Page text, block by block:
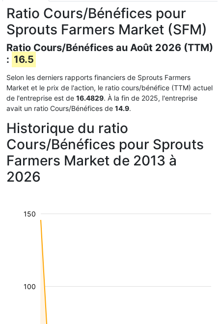
Ratio Cours/Bénéfices pour
Sprouts Farmers Market (SFM)
Ratio Cours/Bénéfices au Août 2026 (TTM)
: 16.5
Selon les derniers rapports financiers de Sprouts Farmers
Market et le prix de l'action, le ratio cours/bénéfice (TTM) actuel
de l'entreprise est de 16.4829. À la fin de 2025, l'entreprise
avait un ratio Cours/Bénéfices de 14.9.
Historique du ratio
Cours/Bénéfices pour Sprouts
Farmers Market de 2013 à
2026
100
150